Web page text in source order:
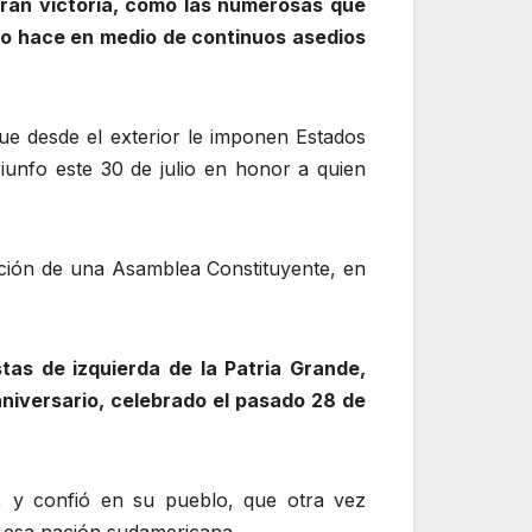
victoria, como las numerosas que
hace en medio de continuos asedios
desde el exterior le imponen Estados
este 30 de julio en honor a quien
de una Asamblea Constituyente, en
de izquierda de la Patria Grande,
celebrado el pasado 28 de
y confió en su pueblo, que otra vez